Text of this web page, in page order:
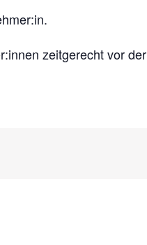
zeitgerecht vor der